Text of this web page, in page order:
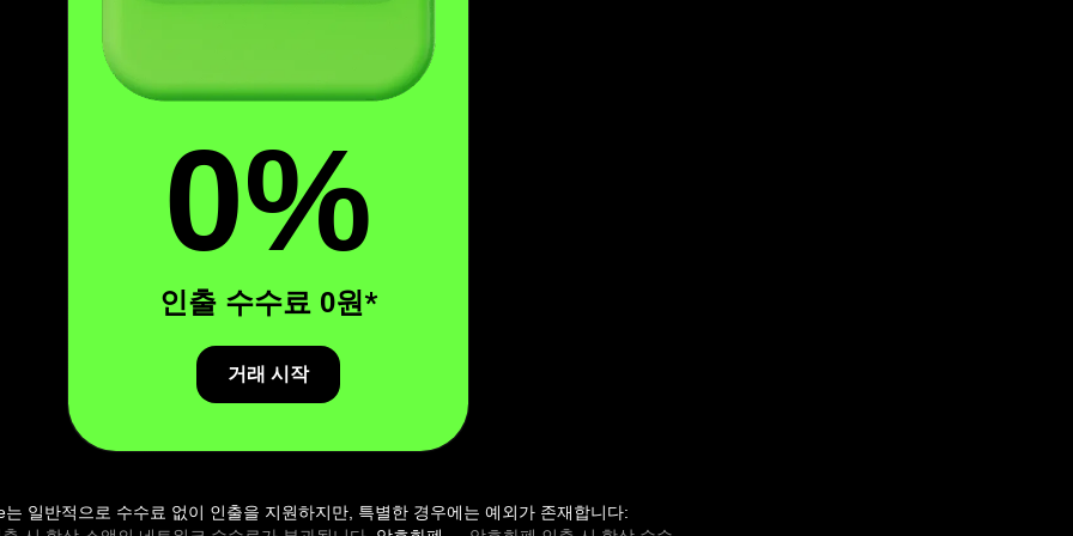
0%
인출 수수료 0원 *
거래 시작
일반적으로 수수료 없이 인출을 지원하지만, 특별한 경우에는 예외가 존재합니다: